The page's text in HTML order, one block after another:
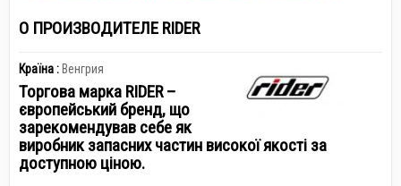
О ПРОИЗВОДИТЕЛЕ RIDER
Країна :Венгрия
Торгова марка RIDER –
європейський бренд, що
зарекомендував себе як
виробник запасних частин високої якості за
доступною ціною.